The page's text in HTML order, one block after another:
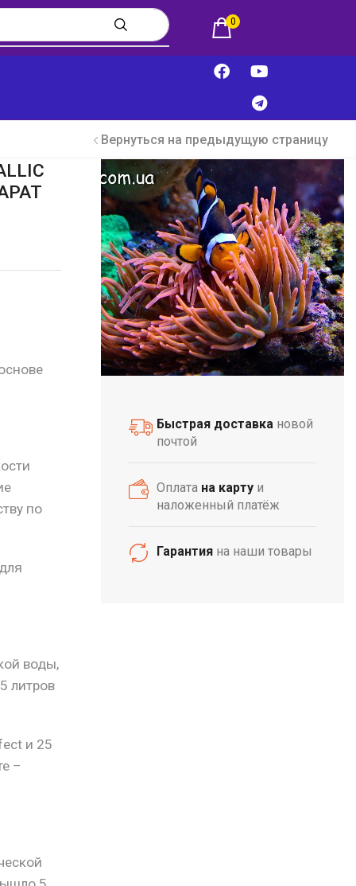
0
Вернуться на предыдущую страницу
по
воды,
литров
и 25
–
Быстрая доставка новой
почтой
Оплата на карту и
наложенный платёж
Гарантия на наши товары